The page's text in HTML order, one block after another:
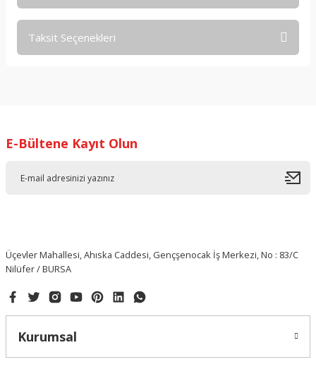
Taksit Seçenekleri
E-Bültene Kayıt Olun
Üçevler Mahallesi, Ahıska Caddesi, Gençşenocak İş Merkezi, No : 83/C
Nilüfer / BURSA
Kurumsal